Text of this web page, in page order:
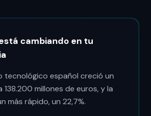
cambiando en tu
tecnológico español creció un
138.200 millones de euros, y la
más rápido, un 22,7%.